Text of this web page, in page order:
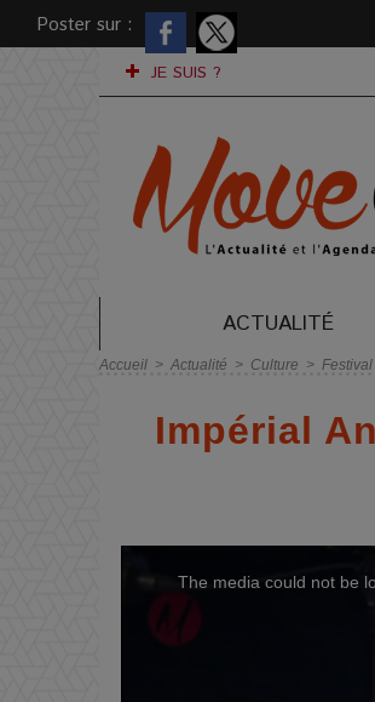
Poster sur :
JE SUIS ?
ACTUALITÉ
Accueil > Actualité > Culture > Festival
Impérial